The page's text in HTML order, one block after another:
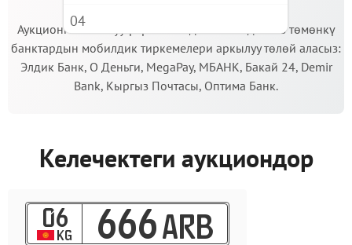
Аукционго катышуу үчүн кепилдик салымды Сиз төмөнкү
банктардын мобилдик тиркемелери аркылуу төлөй аласыз:
Элдик Банк, О Деньги, MegaPay, МБАНК, Бакай 24, Demir
Bank, Кыргыз Почтасы, Оптима Банк.
Келечектеги аукциондор
06
KG 666 ARB
04
05
06